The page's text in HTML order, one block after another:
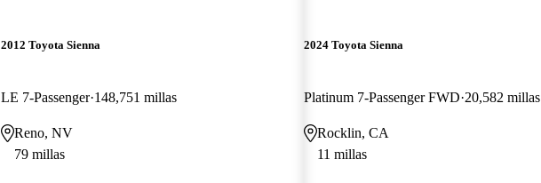
2012 Toyota Sienna
LE 7-Passenger 148,751 millas
Reno, NV
79 millas
2024 Toyota Sienna
Platinum 7-Passenger FWD 20,582 millas
Rocklin, CA
11 millas